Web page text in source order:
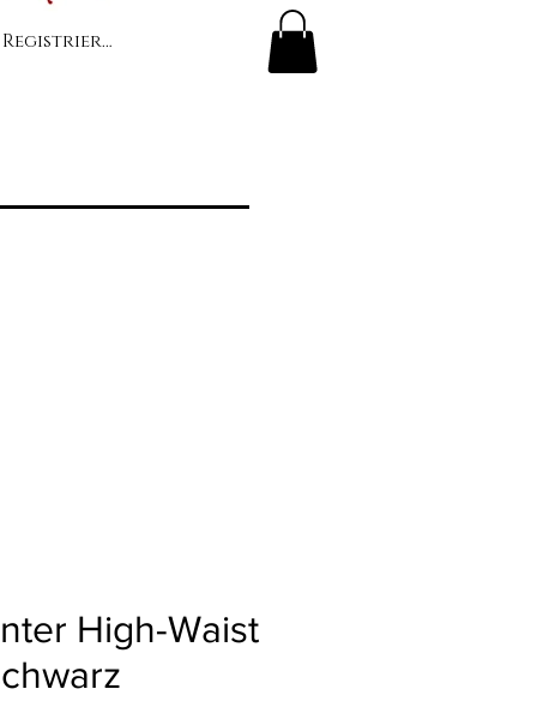
High-Waist